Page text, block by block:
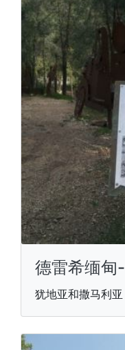
德雷希缅甸
犹地亚和撒马利亚